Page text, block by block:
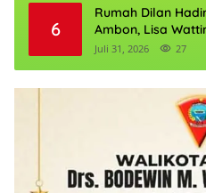
6
Rumah Dilan
Ambon, Lisa
Boleh Kehilangan
Juli 31, 2026 27